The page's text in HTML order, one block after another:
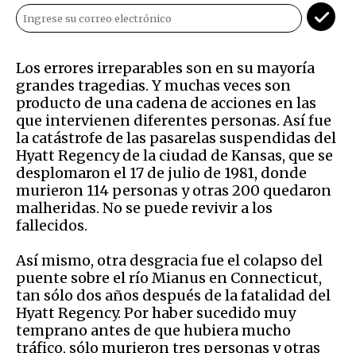
Los errores irreparables son en su mayoría
grandes tragedias. Y muchas veces son
producto de una cadena de acciones en las
que intervienen diferentes personas. Así fue
la catástrofe de las pasarelas suspendidas del
Hyatt Regency de la ciudad de Kansas, que se
desplomaron el 17 de julio de 1981, donde
murieron 114 personas y otras 200 quedaron
malheridas. No se puede revivir a los
fallecidos.
Así mismo, otra desgracia fue el colapso del
puente sobre el río Mianus en Connecticut,
tan sólo dos años después de la fatalidad del
Hyatt Regency. Por haber sucedido muy
temprano antes de que hubiera mucho
tráfico, sólo murieron tres personas y otras